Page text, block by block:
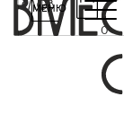
МЕНЮ
0